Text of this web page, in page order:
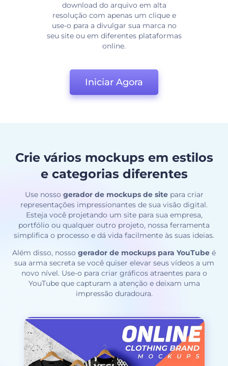
download do arquivo em alta
resolução com apenas um clique e
use-o para a divulgar sua marca no
seu site ou em diferentes plataformas
online.
Iniciar Agora
Crie vários mockups em estilos
e categorias diferentes
Use nosso gerador de mockups de sitepara criar
representações impressionantes de sua visão digital.
Esteja você projetando um site para sua empresa,
portfólio ou qualquer outro projeto, nossa ferramenta
simplifica o processo e dá vida facilmente às suas ideias.
Além disso, nosso gerador de mockups para YouTube é
sua arma secreta se você quiser elevar seus vídeos a um
novo nível. Use-o para criar gráficos atraentes para o
YouTube que capturam a atenção e deixam uma
impressão duradoura.